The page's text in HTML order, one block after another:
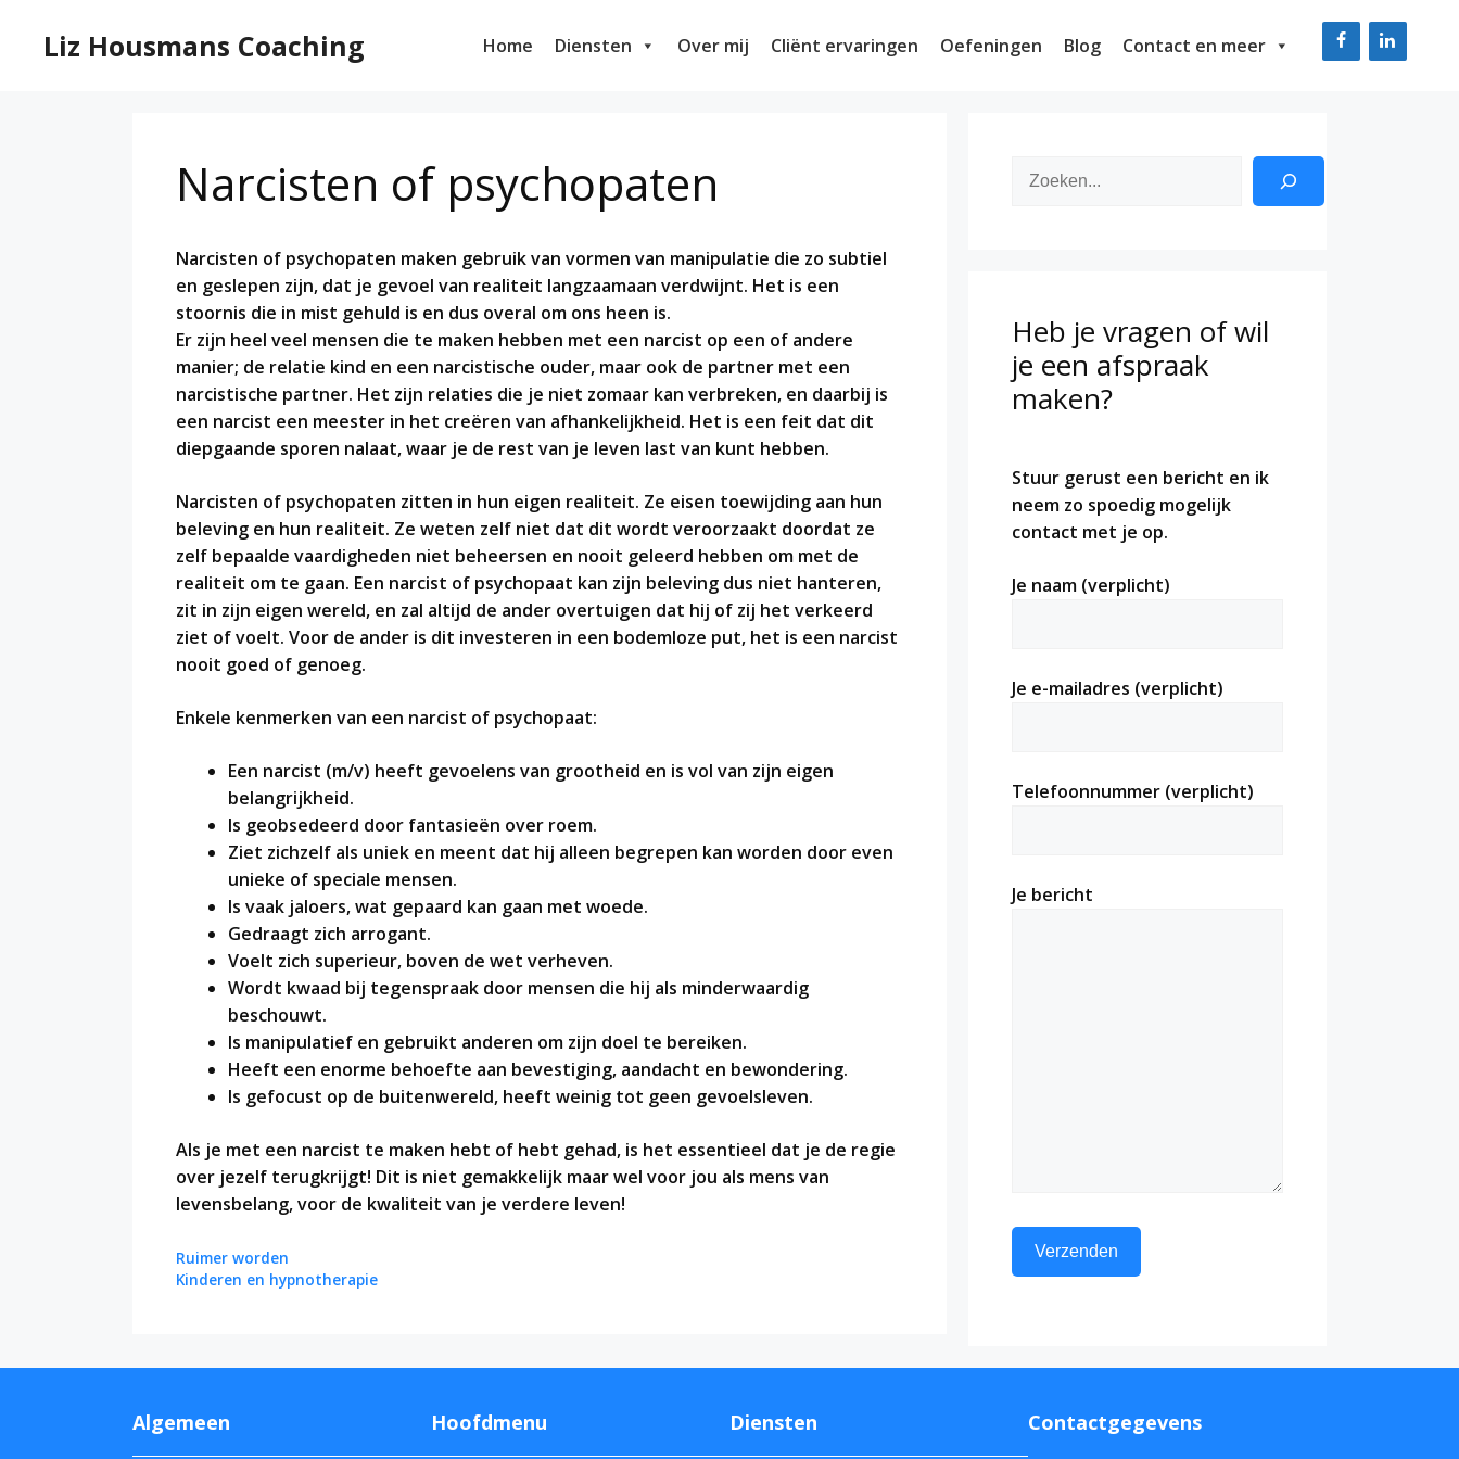
Liz Housmans Coaching Home Diensten Over mij Cliënt ervaringen Oefeningen Blog Contact en meer
Narcisten of psychopaten
Narcisten of psychopaten maken gebruik van vormen van manipulatie die zo subtiel
en geslepen zijn, dat je gevoel van realiteit langzaamaan verdwijnt. Het is een
stoornis die in mist gehuld is en dus overal om ons heen is.
Er zijn heel veel mensen die te maken hebben met een narcist op een of andere
manier; de relatie kind en een narcistische ouder, maar ook de partner met een
narcistische partner. Het zijn relaties die je niet zomaar kan verbreken, en daarbij is
een narcist een meester in het creëren van afhankelijkheid. Het is een feit dat dit
diepgaande sporen nalaat, waar je de rest van je leven last van kunt hebben.
Narcisten of psychopaten zitten in hun eigen realiteit. Ze eisen toewijding aan hun
beleving en hun realiteit. Ze weten zelf niet dat dit wordt veroorzaakt doordat ze
zelf bepaalde vaardigheden niet beheersen en nooit geleerd hebben om met de
realiteit om te gaan. Een narcist of psychopaat kan zijn beleving dus niet hanteren,
zit in zijn eigen wereld, en zal altijd de ander overtuigen dat hij of zij het verkeerd
ziet of voelt. Voor de ander is dit investeren in een bodemloze put, het is een narcist
nooit goed of genoeg.
Enkele kenmerken van een narcist of psychopaat:
Een narcist (m/v) heeft gevoelens van grootheid en is vol van zijn eigen
belangrijkheid.
Is geobsedeerd door fantasieën over roem.
Ziet zichzelf als uniek en meent dat hij alleen begrepen kan worden door even
unieke of speciale mensen.
Is vaak jaloers, wat gepaard kan gaan met woede.
Gedraagt zich arrogant.
Voelt zich superieur, boven de wet verheven.
Wordt kwaad bij tegenspraak door mensen die hij als minderwaardig
beschouwt.
Is manipulatief en gebruikt anderen om zijn doel te bereiken.
Heeft een enorme behoefte aan bevestiging, aandacht en bewondering.
Is gefocust op de buitenwereld, heeft weinig tot geen gevoelsleven.
Als je met een narcist te maken hebt of hebt gehad, is het essentieel dat je de regie
over jezelf terugkrijgt! Dit is niet gemakkelijk maar wel voor jou als mens van
levensbelang, voor de kwaliteit van je verdere leven!
Ruimer worden
Kinderen en hypnotherapie
Zoeken
Heb je vragen of wil
je een afspraak
maken?
Stuur gerust een bericht en ik
neem zo spoedig mogelijk
contact met je op.
Je naam (verplicht)
Je e-mailadres (verplicht)
Telefoonnummer (verplicht)
Je bericht
Algemeen Hoofdmenu Diensten Contactgegevens